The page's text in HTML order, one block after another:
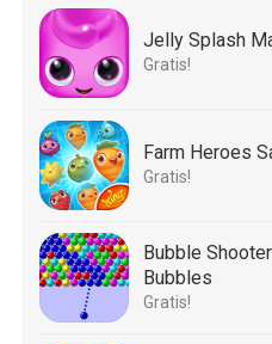
Jelly Splash
Gratis!
Farm Heroes
Gratis!
Bubble
Bubbles
Gratis!